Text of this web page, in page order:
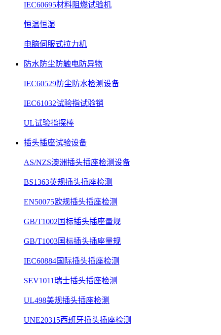
IEC60695材料阻燃试验机
恒温恒湿
电脑伺服式拉力机
防水防尘防触电防异物
IEC60529防尘防水检测设备
IEC61032试验指试验销
UL试验指探棒
插头插座试验设备
AS/NZS澳洲插头插座检测设备
BS1363英规插头插座检测
EN50075欧规插头插座检测
GB/T1002国标插头插座量规
GB/T1003国标插头插座量规
IEC60884国际插头插座检测
SEV1011瑞士插头插座检测
UL498美规插头插座检测
UNE20315西班牙插头插座检测